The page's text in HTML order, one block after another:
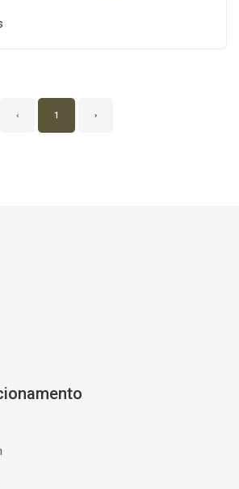
‹ 1 ›